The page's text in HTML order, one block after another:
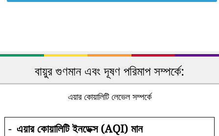
বায়ুর গুণমান এবং দূষণ পরিমাপ সম্পর্কে:
এয়ার কোয়ালিটি লেভেল সম্পর্কে
- এয়ার কোয়ালিটি ইনডেক্স (AQI) মান